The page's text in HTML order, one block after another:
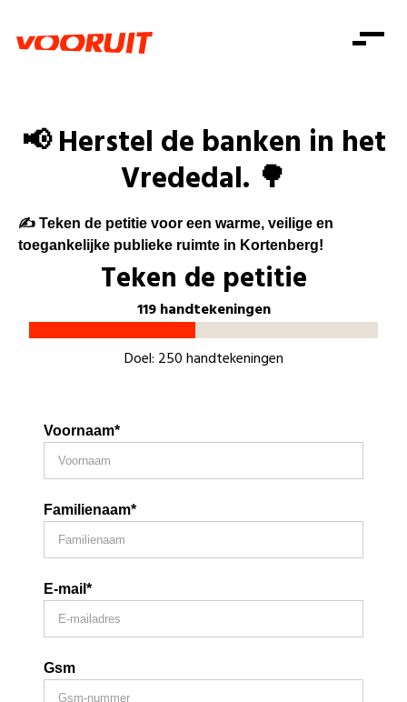
Zorg
Gelijke kansen
Welzijn
Consumentenbescherming
Pensioenen
Kinderen en jongeren
Onze mensen
Standpunten
Vacatures
Doe mee
Doe mee
Mis niets
Shop
Login
Login
Doe mee
📢 Herstel de banken in het
Vrededal. 🌳
✍️ Teken de petitie voor een warme, veilige en
toegankelijke publieke ruimte in Kortenberg!
Teken de petitie
119 handtekeningen
Doel: 250 handtekeningen
Voornaam*
Familienaam*
E-mail*
Gsm